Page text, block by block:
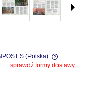
S (Polska)
płatności
sprawdź formy dostawy